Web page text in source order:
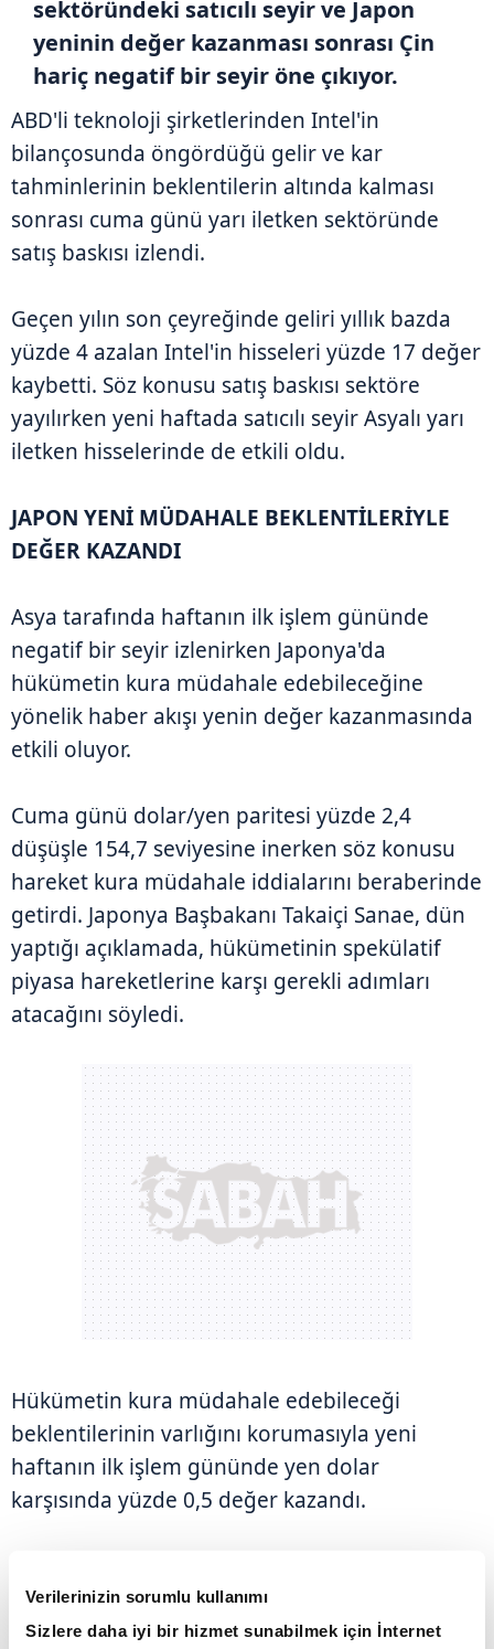
Verilerinizin sorumlu kullanımı
Sizlere daha iyi bir hizmet sunabilmek için İnternet
sektöründeki satıcılı seyir ve Japon
yeninin değer kazanması sonrası Çin
hariç negatif bir seyir öne çıkıyor.
ABD'li teknoloji şirketlerinden Intel'in
bilançosunda öngördüğü gelir ve kar
tahminlerinin beklentilerin altında kalması
sonrası cuma günü yarı iletken sektöründe
satış baskısı izlendi.
Geçen yılın son çeyreğinde geliri yıllık bazda
yüzde 4 azalan Intel'in hisseleri yüzde 17 değer
kaybetti. Söz konusu satış baskısı sektöre
yayılırken yeni haftada satıcılı seyir Asyalı yarı
iletken hisselerinde de etkili oldu.
JAPON YENİ MÜDAHALE BEKLENTİLERİYLE
DEĞER KAZANDI
Asya tarafında haftanın ilk işlem gününde
negatif bir seyir izlenirken Japonya'da
hükümetin kura müdahale edebileceğine
yönelik haber akışı yenin değer kazanmasında
etkili oluyor.
Cuma günü dolar/yen paritesi yüzde 2,4
düşüşle 154,7 seviyesine inerken söz konusu
hareket kura müdahale iddialarını beraberinde
getirdi. Japonya Başbakanı Takaiçi Sanae, dün
yaptığı açıklamada, hükümetinin spekülatif
piyasa hareketlerine karşı gerekli adımları
atacağını söyledi.
Hükümetin kura müdahale edebileceği
beklentilerinin varlığını korumasıyla yeni
haftanın ilk işlem gününde yen dolar
karşısında yüzde 0,5 değer kazandı.
GEÇEN SENE AZALDI